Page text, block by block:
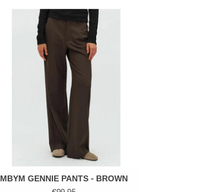
MBYM GENNIE PANTS - BROWN
TOEVOEGEN AAN WINKELWAGEN
MBYM GENNIE PANTS - BROWN